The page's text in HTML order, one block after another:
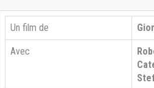
Un film de
Avec